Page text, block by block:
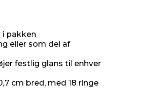
i pakken
eller som del af
festlig glans til enhver
cm bred, med 18 ringe